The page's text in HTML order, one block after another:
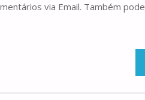
via Email. Também pode